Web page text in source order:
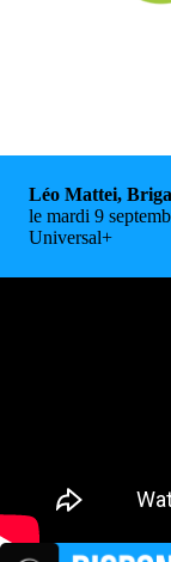
Léo Mattei,
le mardi 9
Universal+